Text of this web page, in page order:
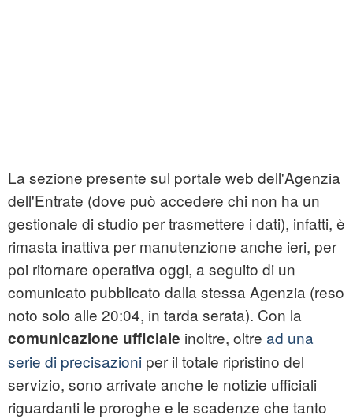
La sezione presente sul portale web dell'Agenzia
dell'Entrate (dove può accedere chi non ha un
gestionale di studio per trasmettere i dati), infatti, è
rimasta inattiva per manutenzione anche ieri, per
poi ritornare operativa oggi, a seguito di un
comunicato pubblicato dalla stessa Agenzia (reso
noto solo alle 20:04, in tarda serata). Con la
comunicazione ufficiale inoltre, oltre ad una
serie di precisazioni per il totale ripristino del
servizio, sono arrivate anche le notizie ufficiali
riguardanti le proroghe e le scadenze che tanto